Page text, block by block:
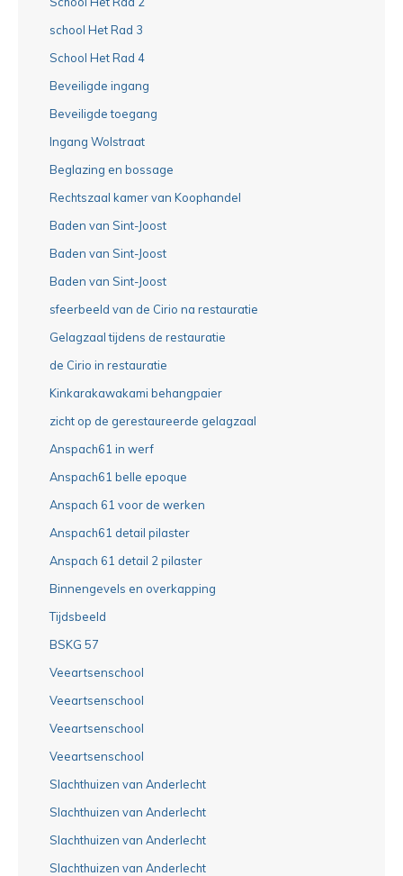
school Het Rad 3
School Het Rad 4
Beveiligde ingang
Beveiligde toegang
Ingang Wolstraat
Beglazing en bossage
Rechtszaal kamer van Koophandel
Baden van Sint-Joost
Baden van Sint-Joost
Baden van Sint-Joost
sfeerbeeld van de Cirio na restauratie
Gelagzaal tijdens de restauratie
de Cirio in restauratie
Kinkarakawakami behangpaier
zicht op de gerestaureerde gelagzaal
Anspach61 in werf
Anspach61 belle epoque
Anspach 61 voor de werken
Anspach61 detail pilaster
Anspach 61 detail 2 pilaster
Binnengevels en overkapping
Tijdsbeeld
BSKG 57
Veeartsenschool
Veeartsenschool
Veeartsenschool
Veeartsenschool
Slachthuizen van Anderlecht
Slachthuizen van Anderlecht
Slachthuizen van Anderlecht
Slachthuizen van Anderlecht